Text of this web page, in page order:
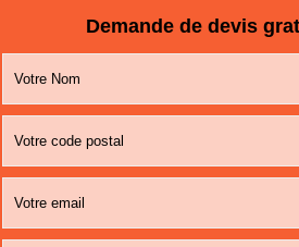
Demande de devis